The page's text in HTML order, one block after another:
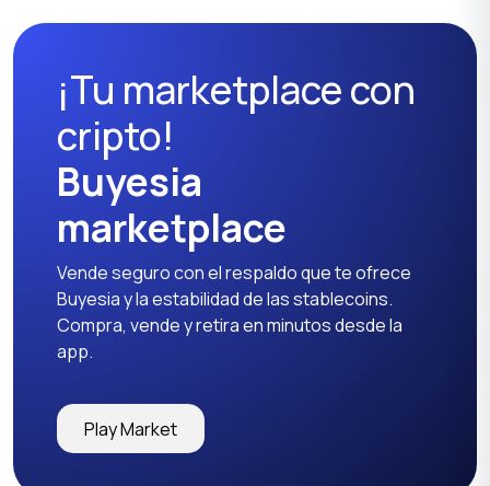
¡Tu marketplace con
cripto!
Buyesia
marketplace
Vende seguro con el respaldo que te ofrece
Buyesia y la estabilidad de las stablecoins.
Compra, vende y retira en minutos desde la
app.
Play Market